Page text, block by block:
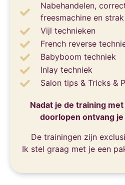
Nabehandelen,
freesmachine en
Vijl technieken
French reverse
Babyboom techniek
Inlay techniek
Salon tips & Tricks &
Nadat je de training
doorlopen ontvang
De trainingen zijn
Ik stel graag met je een